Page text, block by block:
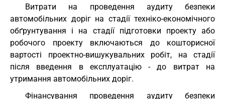
Витрати на проведення аудиту безпеки
автомобільних доріг на стадії техніко-економічного
обґрунтування і на стадії підготовки проекту або
робочого проекту включаються до кошторисної
вартості проектно-вишукувальних робіт, на стадії
після введення в експлуатацію - до витрат на
утримання автомобільних доріг.
Фінансування проведення аудиту безпеки